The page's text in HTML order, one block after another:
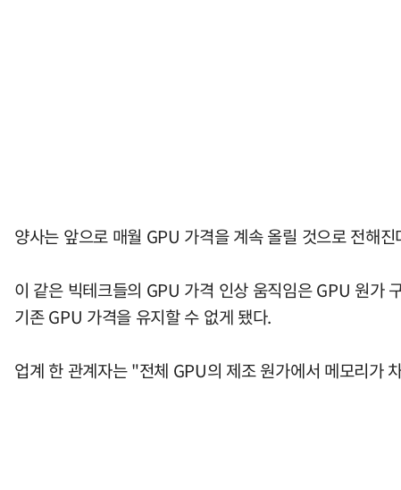
양사는 앞으로 매월 GPU 가격을 계속 올릴 것으로 전해
이 같은 빅테크들의 GPU 가격 인상 움직임은 GPU 원가
기존 GPU 가격을 유지할 수 없게 됐다.
업계 한 관계자는 "전체 GPU의 제조 원가에서 메모리가